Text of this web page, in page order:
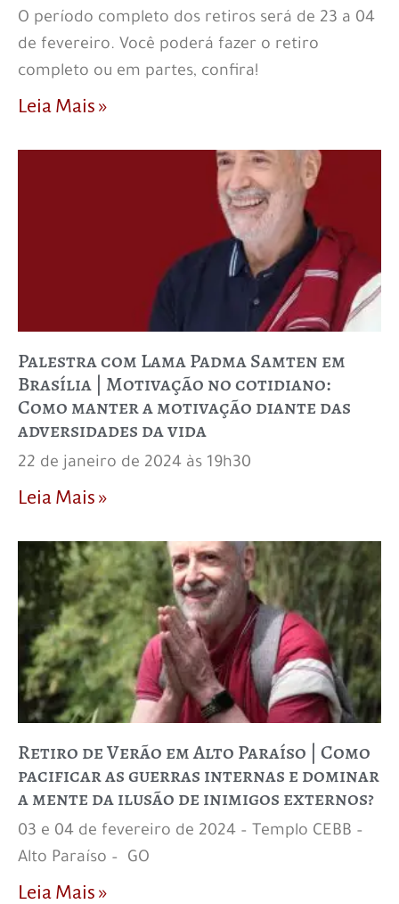
O período completo dos retiros será de 23 a 04
de fevereiro. Você poderá fazer o retiro
completo ou em partes, confira!
Leia Mais »
Palestra com Lama Padma Samten em
Brasília | Motivação no cotidiano:
Como manter a motivação diante das
adversidades da vida
22 de janeiro de 2024 às 19h30
Leia Mais »
Retiro de Verão em Alto Paraíso | Como
pacificar as guerras internas e dominar
a mente da ilusão de inimigos externos?
03 e 04 de fevereiro de 2024 – Templo CEBB –
Alto Paraíso – GO
Leia Mais »